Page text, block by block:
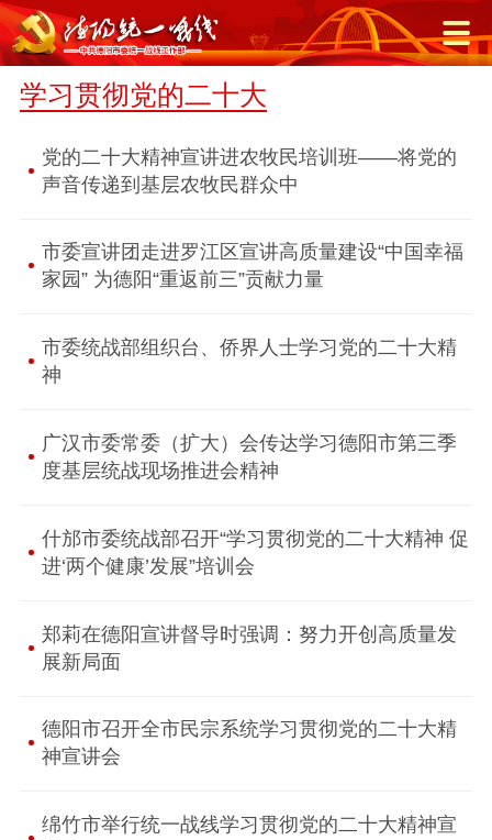
学习贯彻党的二十大
党的二十大精神宣讲进农牧民培训班——将党的
声音传递到基层农牧民群众中
市委宣讲团走进罗江区宣讲高质量建设“中国幸福
家园” 为德阳“重返前三”贡献力量
市委统战部组织台、侨界人士学习党的二十大精
神
广汉市委常委（扩大）会传达学习德阳市第三季
度基层统战现场推进会精神
什邡市委统战部召开“学习贯彻党的二十大精神 促
进‘两个健康’发展”培训会
郑莉在德阳宣讲督导时强调：努力开创高质量发
展新局面
德阳市召开全市民宗系统学习贯彻党的二十大精
神宣讲会
绵竹市举行统一战线学习贯彻党的二十大精神宣